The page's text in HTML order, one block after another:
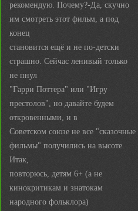
рекомендую. Почему?-Да, скучно
им смотреть этот фильм, а под
конец
становится ещё и не по-детски
страшно. Сейчас ленивый только
не пнул
"Гарри Поттера" или "Игру
престолов", но давайте будем
откровенными, и в
Советском союзе не все "сказочные
фильмы" получились на высоте.
Итак,
повторюсь, детям 6+ (а не
кинокритикам и знатокам
народного фольклора)